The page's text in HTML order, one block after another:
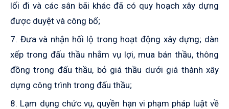
lối đi và các sân bãi khác đã có quy hoạch xây dựng
được duyệt và công bố;
7. Đưa và nhận hối lộ trong hoạt động xây dựng; dàn
xếp trong đấu thầu nhằm vụ lợi, mua bán thầu, thông
đồng trong đấu thầu, bỏ giá thầu dưới giá thành xây
dựng công trình trong đấu thầu;
8. Lạm dụng chức vụ, quyền hạn vi phạm pháp luật về